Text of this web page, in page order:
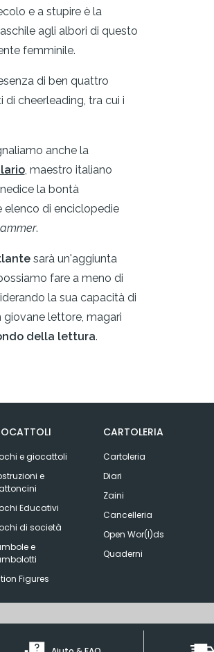
e a stupire è la
agli albori di questo
femminile.
di ben quattro
cheerleading, tra cui i
anche la
, maestro italiano
la bontà
elenco di enciclopedie
.
sarà un'aggiunta
fare a meno di
la sua capacità di
lettore, magari
della lettura.
e giocattoli
e
Educativi
di società
e
Figures
CARTOLERIA
Cartoleria
Diari
Zaini
Cancelleria
Open Wor(l)ds
Quaderni